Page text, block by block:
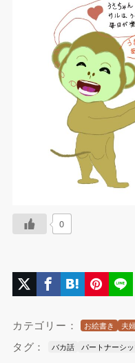
0
カテゴリー： お絵書き 夫
タグ： バカ話 パートナーシ